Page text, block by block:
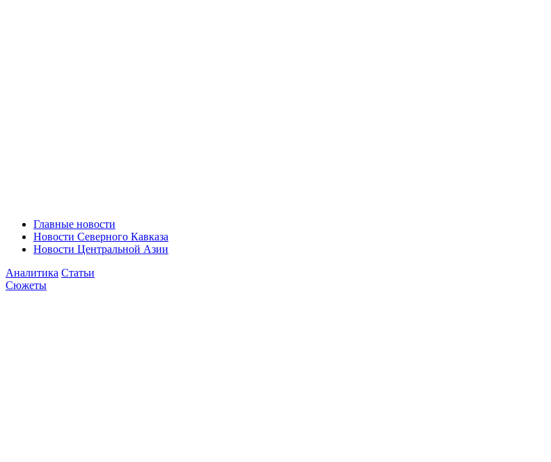
Главные новости
Новости Северного Кавказа
Новости Центральной Азии
Аналитика Статьи
Сюжеты